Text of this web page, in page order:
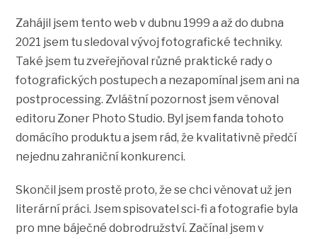
Zahájil jsem tento web v dubnu 1999 a až do dubna
2021 jsem tu sledoval vývoj fotografické techniky.
Také jsem tu zveřejňoval různé praktické rady o
fotografických postupech a nezapomínal jsem ani na
postprocessing. Zvláštní pozornost jsem věnoval
editoru Zoner Photo Studio. Byl jsem fanda tohoto
domácího produktu a jsem rád, že kvalitativně předčí
nejednu zahraniční konkurenci.
Skončil jsem prostě proto, že se chci věnovat už jen
literární práci. Jsem spisovatel sci-fi a fotografie byla
pro mne báječné dobrodružství. Začínal jsem v